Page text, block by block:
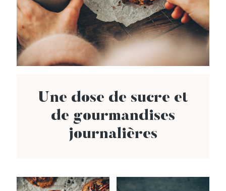
Une dose de sucre et
de gourmandises
journalières